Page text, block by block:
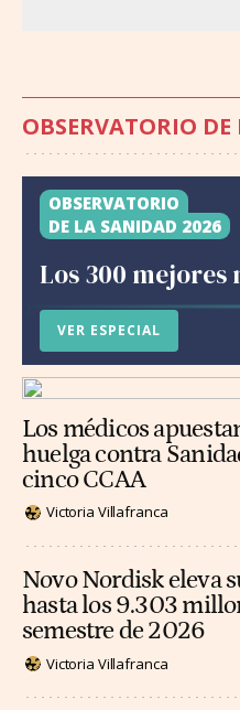
OBSERVATORIO
OBSERVATORIO
DE LA SANIDAD 2026
Los 300 mejores
VER ESPECIAL
Los médicos
huelga contra
cinco CCAA
Victoria Villafranca
Novo Nordisk eleva
hasta los 9.303
semestre de 2026
Victoria Villafranca